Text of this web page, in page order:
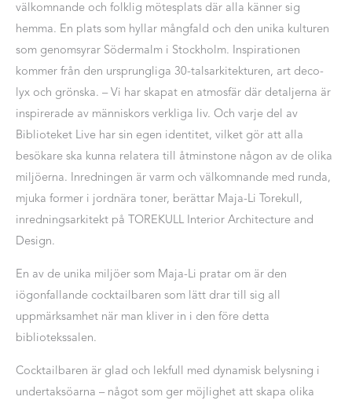
välkomnande och folklig mötesplats där alla känner sig
hemma. En plats som hyllar mångfald och den unika kulturen
som genomsyrar Södermalm i Stockholm. Inspirationen
kommer från den ursprungliga 30-talsarkitekturen, art deco-
lyx och grönska. – Vi har skapat en atmosfär där detaljerna är
inspirerade av människors verkliga liv. Och varje del av
Biblioteket Live har sin egen identitet, vilket gör att alla
besökare ska kunna relatera till åtminstone någon av de olika
miljöerna. Inredningen är varm och välkomnande med runda,
mjuka former i jordnära toner, berättar Maja-Li Torekull,
inredningsarkitekt på TOREKULL Interior Architecture and
Design.
En av de unika miljöer som Maja-Li pratar om är den
iögonfallande cocktailbaren som lätt drar till sig all
uppmärksamhet när man kliver in i den före detta
bibliotekssalen.
Cocktailbaren är glad och lekfull med dynamisk belysning i
undertaksöarna – något som ger möjlighet att skapa olika